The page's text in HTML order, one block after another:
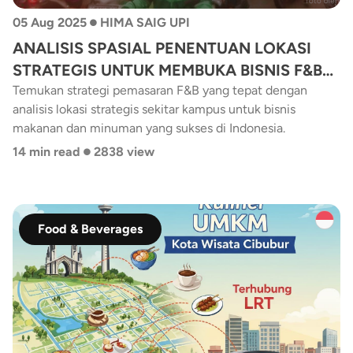
didukung kebijakan tata ruang.
05 Aug 2025 • HIMA SAIG UPI
ANALISIS SPASIAL PENENTUAN LOKASI
STRATEGIS UNTUK MEMBUKA BISNIS F&B
RESTORAN SEAFOOD DI SEKITAR KAMPUS
UPI
Temukan strategi pemasaran F&B yang tepat dengan
analisis lokasi strategis sekitar kampus untuk bisnis
makanan dan minuman yang sukses di Indonesia.
14 min read • 2838 view
Food & Beverages